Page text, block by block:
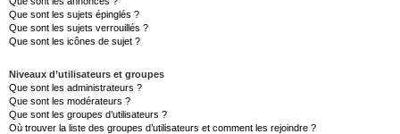
Que sont les sujets épinglés ?
Que sont les sujets verrouillés ?
Que sont les icônes de sujet ?
Niveaux d’utilisateurs et groupes
Que sont les administrateurs ?
Que sont les modérateurs ?
Que sont les groupes d’utilisateurs ?
Où trouver la liste des groupes d’utilisateurs et comment les rejoindre ?